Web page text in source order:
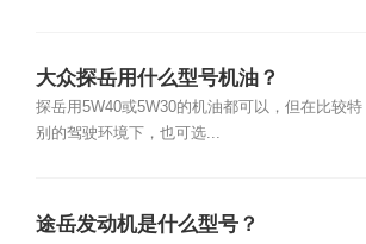
大众探岳用什么型号机油？
探岳用5W40或5W30的机油都可以，但在比较特
别的驾驶环境下，也可选...
途岳发动机是什么型号？